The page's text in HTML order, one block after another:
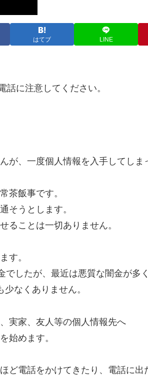
はてブ LINE
話に注意してください。
が、一度個人情報を入手してしま
茶飯事です。
そうとします。
ることは一切ありません。
す。
でしたが、最近は悪質な闇金が多く
なくありません。
実家、友人等の個人情報先へ
始めます。
ど電話をかけてきたり、電話に出